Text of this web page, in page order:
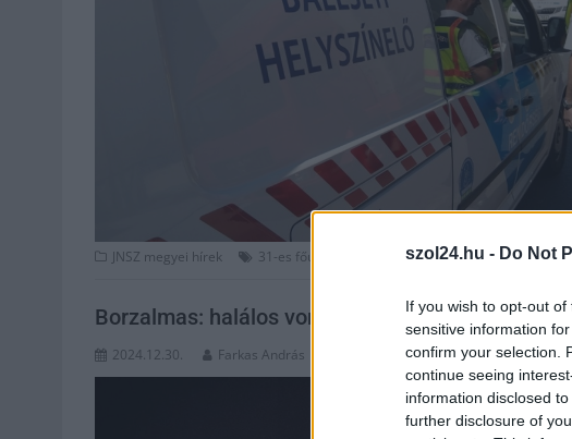
szol24.hu - Do Not
If you wish to opt-out
sensitive information
confirm your selection.
continue seeing
information disclosed
further disclosure of
JNSZ megyei hírek 31-es főút frontális,halálos baleset,
Borzalmas: halálos vonatbaleset történt
2024.12.30. Farkas András